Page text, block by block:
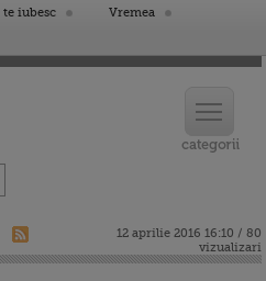
iubesc
Vremea
12 aprilie 2016 16:10 / 80
vizualizari